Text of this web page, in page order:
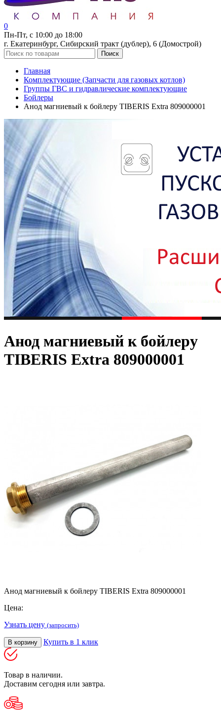
0
Пн-Пт, с 10:00 до 18:00
г. Екатеринбург, Сибирский тракт (дублер), 6 (Домострой)
Поиск
Главная
Комплектующие (Запчасти для газовых котлов)
Группы ГВС и гидравлические комплектующие
Бойлеры
Анод магниевый к бойлеру TIBERIS Extra 809000001
Анод магниевый к бойлеру
TIBERIS Extra 809000001
Анод магниевый к бойлеру TIBERIS Extra 809000001
Цена:
Узнать цену (запросить)
В корзину Купить в 1 клик
Товар в наличии.
Доставим сегодня или завтра.